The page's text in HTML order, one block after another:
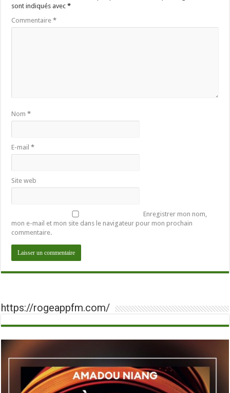
sont indiqués avec*
Commentaire*
Nom*
E-mail*
Site web
Enregistrer mon nom,
mon e-mail et mon site dans le navigateur pour mon prochain
commentaire.
https://rogeappfm.com/